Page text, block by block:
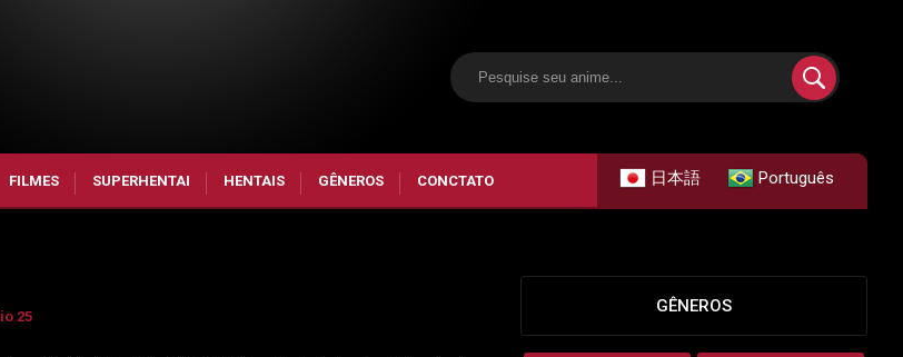
FILMES SUPERHENTAI HENTAIS GÊNEROS CONCTATO 日本語 Português
25
GÊNEROS